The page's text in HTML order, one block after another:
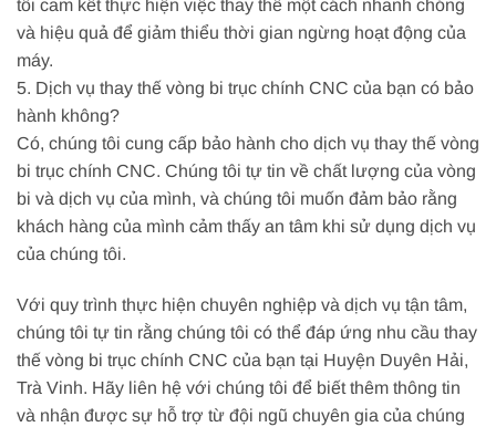
tôi cam kết thực hiện việc thay thế một cách nhanh chóng
và hiệu quả để giảm thiểu thời gian ngừng hoạt động của
máy.
5. Dịch vụ thay thế vòng bi trục chính CNC của bạn có bảo
hành không?
Có, chúng tôi cung cấp bảo hành cho dịch vụ thay thế vòng
bi trục chính CNC. Chúng tôi tự tin về chất lượng của vòng
bi và dịch vụ của mình, và chúng tôi muốn đảm bảo rằng
khách hàng của mình cảm thấy an tâm khi sử dụng dịch vụ
của chúng tôi.
Với quy trình thực hiện chuyên nghiệp và dịch vụ tận tâm,
chúng tôi tự tin rằng chúng tôi có thể đáp ứng nhu cầu thay
thế vòng bi trục chính CNC của bạn tại Huyện Duyên Hải,
Trà Vinh. Hãy liên hệ với chúng tôi để biết thêm thông tin
và nhận được sự hỗ trợ từ đội ngũ chuyên gia của chúng